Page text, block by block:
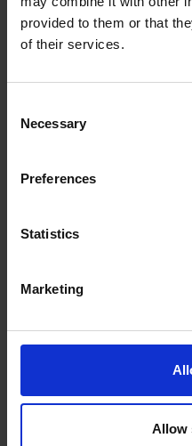
provided to them or that
of their services.
Selection
Necessary
Preferences
Statistics
Marketing
Allow
Grywalizacja w
Wszyscy to znamy –
nauczyciel(ka), przychodzi
języka staje się dla ucznia